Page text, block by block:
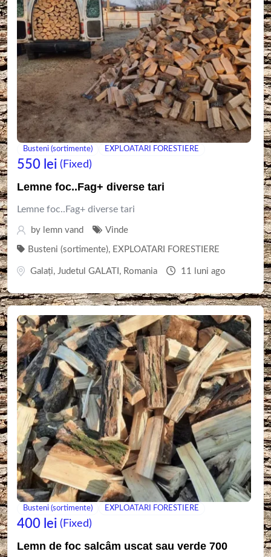
Busteni (sortimente) EXPLOATARI FORESTIERE
550 lei (Fixed)
Lemne foc..Fag+ diverse tari
Lemne foc..Fag+ diverse tari
by lemn vand Vinde
Busteni (sortimente), EXPLOATARI FORESTIERE
Galaţi, Judetul GALATI , Romania 11 luni ago
Busteni (sortimente) EXPLOATARI FORESTIERE
400 lei (Fixed)
Lemn de foc salcâm uscat sau verde 700